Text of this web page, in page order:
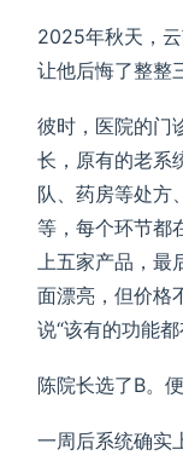
2025年秋天，
让他后悔了整整
彼时，医院的门
长，原有的老系
队、药房等处
等，每个环节都
上五家产品，
面漂亮，但价格
说“该有的功能都
陈院长选了B。
一周后系统确实